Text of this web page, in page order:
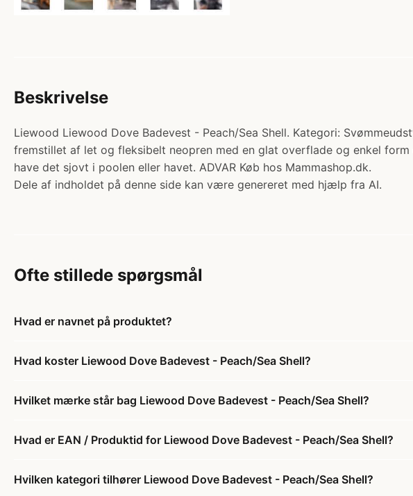
Beskrivelse
Liewood Liewood Dove Badevest - Peach/Sea Shell. Kategori:
fremstillet af let og fleksibelt neopren med en glat overflade og enkel
have det sjovt i poolen eller havet. ADVAR Køb hos Mammashop.dk.
Dele af indholdet på denne side kan være genereret med hjælp fra AI.
Ofte stillede spørgsmål
Hvad er navnet på produktet?
Hvad koster Liewood Dove Badevest - Peach/Sea Shell?
Hvilket mærke står bag Liewood Dove Badevest - Peach/Sea Shell?
Hvad er EAN / Produktid for Liewood Dove Badevest - Peach/Sea Shell?
Hvilken kategori tilhører Liewood Dove Badevest - Peach/Sea Shell?